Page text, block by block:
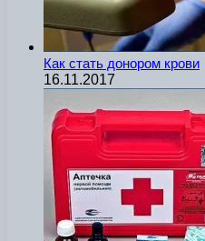
Как стать донором крови
16.11.2017